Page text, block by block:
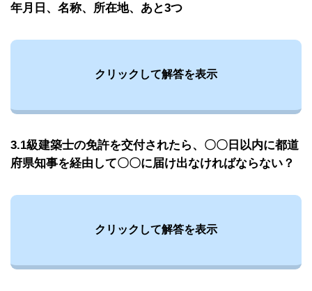
年月日、名称、所在地、あと3つ
クリックして解答を表示
3.1級建築士の免許を交付されたら、〇〇日以内に都道
府県知事を経由して〇〇に届け出なければならない？
クリックして解答を表示